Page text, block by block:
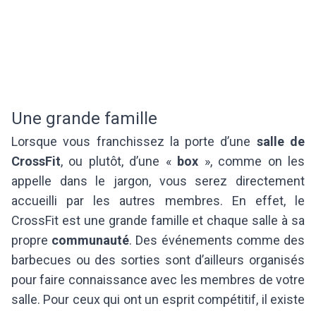
Une grande famille
Lorsque vous franchissez la porte d’une salle de
CrossFit, ou plutôt, d’une «box », comme on les
appelle dans le jargon, vous serez directement
accueilli par les autres membres. En effet, le
CrossFit est une grande famille et chaque salle à sa
propre communauté. Des événements comme des
barbecues ou des sorties sont d’ailleurs organisés
pour faire connaissance avec les membres de votre
salle. Pour ceux qui ont un esprit compétitif, il existe